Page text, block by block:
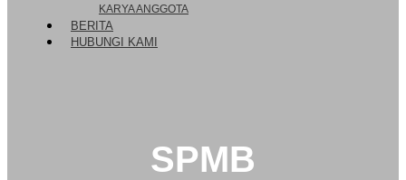
KARYA ANGGOTA
BERITA
HUBUNGI KAMI
SPMB